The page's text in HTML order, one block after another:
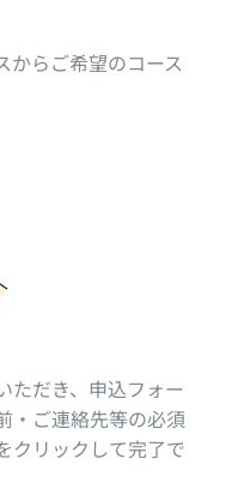
からご希望のコース
ただき、申込フォー
・ご連絡先等の必須
クリックして完了で